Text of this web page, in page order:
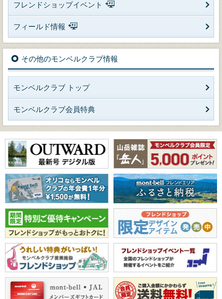
フレンドショップイベント
フィールド情報
その他のモンベルクラブ情報
モンベルクラブ トップ
モンベルクラブ会員特典